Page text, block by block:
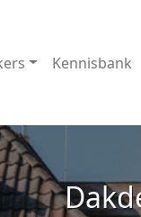
Kennisbank